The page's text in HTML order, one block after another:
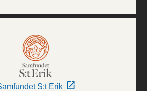
S:t Erik